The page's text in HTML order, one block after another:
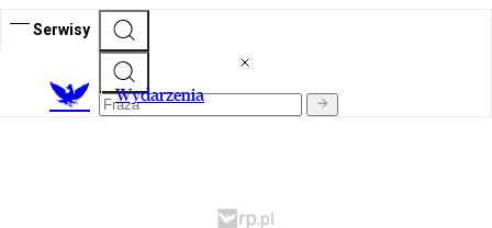
Serwisy
Wydarzenia